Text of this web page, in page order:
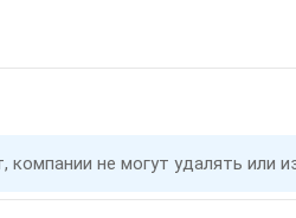
компании не могут удалять или